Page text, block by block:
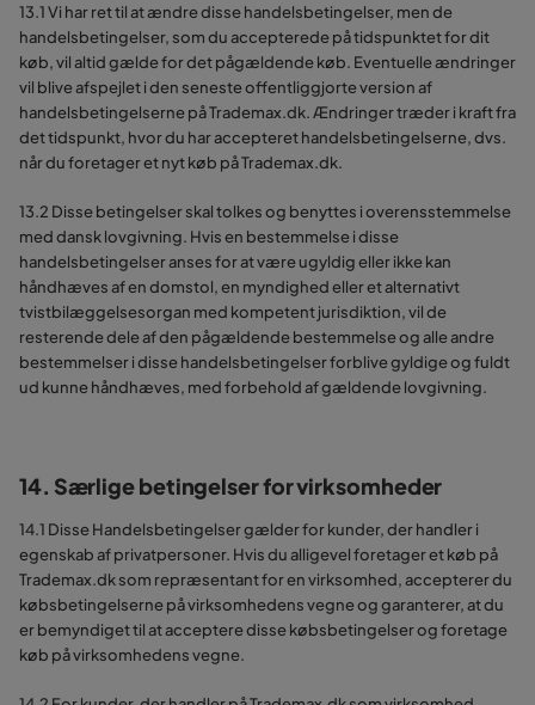
13.1 Vi har ret til at ændre disse handelsbetingelser, men de
handelsbetingelser, som du accepterede på tidspunktet for dit
køb, vil altid gælde for det pågældende køb. Eventuelle ændringer
vil blive afspejlet i den seneste offentliggjorte version af
handelsbetingelserne på Trademax.dk. Ændringer træder i kraft fra
det tidspunkt, hvor du har accepteret handelsbetingelserne, dvs.
når du foretager et nyt køb på Trademax.dk.
13.2 Disse betingelser skal tolkes og benyttes i overensstemmelse
med dansk lovgivning. Hvis en bestemmelse i disse
handelsbetingelser anses for at være ugyldig eller ikke kan
håndhæves af en domstol, en myndighed eller et alternativt
tvistbilæggelsesorgan med kompetent jurisdiktion, vil de
resterende dele af den pågældende bestemmelse og alle andre
bestemmelser i disse handelsbetingelser forblive gyldige og fuldt
ud kunne håndhæves, med forbehold af gældende lovgivning.
14. Særlige betingelser for virksomheder
14.1 Disse Handelsbetingelser gælder for kunder, der handler i
egenskab af privatpersoner. Hvis du alligevel foretager et køb på
Trademax.dk som repræsentant for en virksomhed, accepterer du
købsbetingelserne på virksomhedens vegne og garanterer, at du
er bemyndiget til at acceptere disse købsbetingelser og foretage
køb på virksomhedens vegne.